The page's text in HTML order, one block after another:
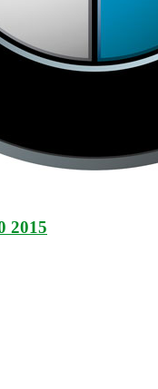
2015